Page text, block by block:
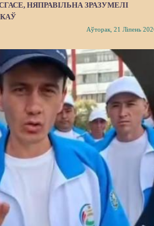
НЯПРАВІЛЬНА ЗРАЗУМЕЛІ
Аўторак, 21 Ліпень